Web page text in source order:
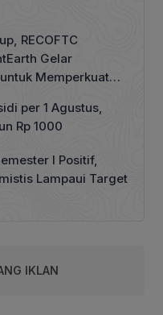
RECOFTC
Gelar
Memperkuat
per 1 Agustus,
Rp 1000
I Positif,
Lampaui Target
IKLAN